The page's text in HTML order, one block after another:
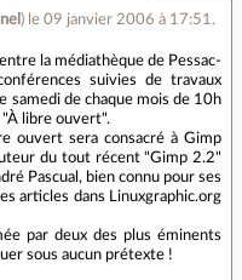
) le 09 janvier 2006 à 17:51 .
la médiathèque de Pessac-
suivies de travaux
samedi de chaque mois de 10h
libre ouvert".
ouvert sera consacré à Gimp
du tout récent "Gimp 2.2"
Pascual, bien connu pour ses
articles dans Linuxgraphic.org
par deux des plus éminents
sous aucun prétexte !